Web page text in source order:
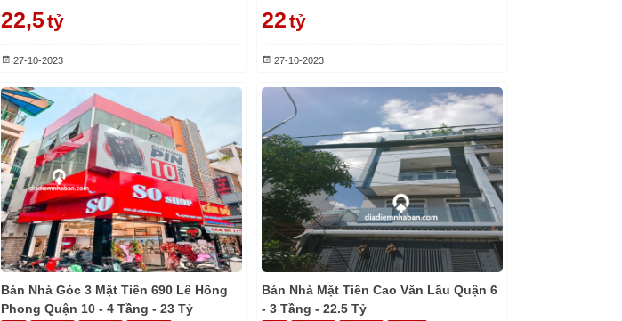
22,5tỷ
27-10-2023
22tỷ
27-10-2023
Bán Nhà Góc 3 Mặt Tiền 690 Lê Hồng
Phong Quận 10 - 4 Tầng - 23 Tỷ
Bán Nhà Mặt Tiền Cao Văn Lầu Quận 6
- 3 Tầng - 22.5 Tỷ